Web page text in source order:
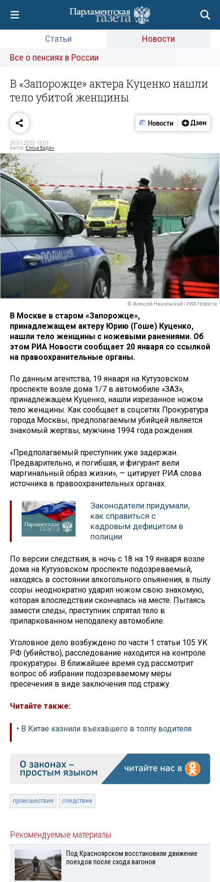
Статьи
Новости
Все о пенсиях в России
В «Запорожце» актера Куценко нашли
тело убитой женщины
20.01.2025 15:01
Автор: Елена Бадич
© Алексей Никольский / РИА Новости
В Москве в старом «Запорожце»,
принадлежащем актеру Юрию (Гоше) Куценко,
нашли тело женщины с ножевыми ранениями. Об
этом РИА Новости сообщает 20 января со ссылкой
на правоохранительные органы.
По данным агентства, 19 января на Кутузовском
проспекте возле дома 1/7 в автомобиле «ЗАЗ»,
принадлежащем Куценко, нашли изрезанное ножом
тело женщины. Как сообщает в соцсетях Прокуратура
города Москвы, предполагаемым убийцей является
знакомый жертвы, мужчина 1994 года рождения.
«Предполагаемый преступник уже задержан.
Предварительно, и погибшая, и фигурант вели
маргинальный образ жизни», — цитирует РИА слова
источника в правоохранительных органах.
Законодатели придумали,
как справиться с
кадровым дефицитом в
полиции
По версии следствия, в ночь с 18 на 19 января возле
дома на Кутузовском проспекте подозреваемый,
находясь в состоянии алкогольного опьянения, в пылу
ссоры неоднократно ударил ножом свою знакомую,
которая впоследствии скончалась на месте. Пытаясь
замести следы, преступник спрятал тело в
припаркованном неподалеку автомобиле.
Уголовное дело возбуждено по части 1 статьи 105 УК
РФ (убийство), расследование находится на контроле
прокуратуры. В ближайшее время суд рассмотрит
вопрос об избрании подозреваемому меры
пресечения в виде заключения под стражу.
Читайте также:
• В Китае казнили въехавшего в толпу водителя
происшествия следствие
Рекомендуемые материалы
Под Красноярском восстановили движение
поездов после схода вагонов